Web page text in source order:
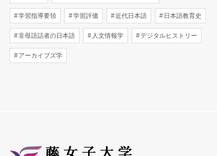
学習指導要領 学習評価 近代日本語 日本語教育史
非母語話者の日本語 人文情報学 デジタルヒストリー
アーカイブズ学